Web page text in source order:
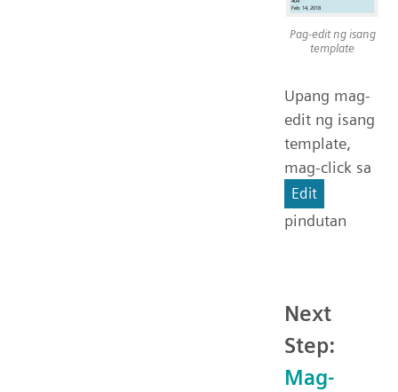
Pag-edit ng isang
template
Upang mag-
edit ng isang
template,
mag-click sa
Edit
pindutan
Next
Step:
Mag-